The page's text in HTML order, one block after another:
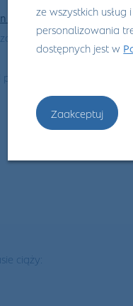
kobietom przed
dla ciężarnej, jak i
ciążą:
ciąży:
ze wszystkich
personalizowania
dostępnych jest w
Zaakceptuj